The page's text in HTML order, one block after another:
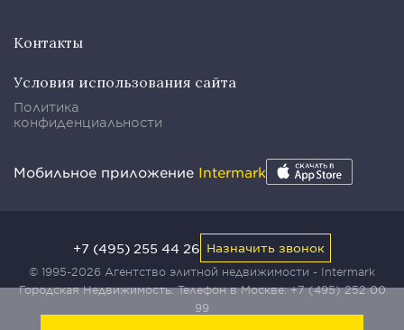
Контакты
Условия использования сайта
Политика
конфиденциальности
Мобильное приложение Intermark
© 1995-2026 Агентство элитной недвижимости - Intermark
Городская Недвижимость. Телефон в Москве:+7 (495) 252 00
99
+7 (495) 255 44 26 Назначить звонок